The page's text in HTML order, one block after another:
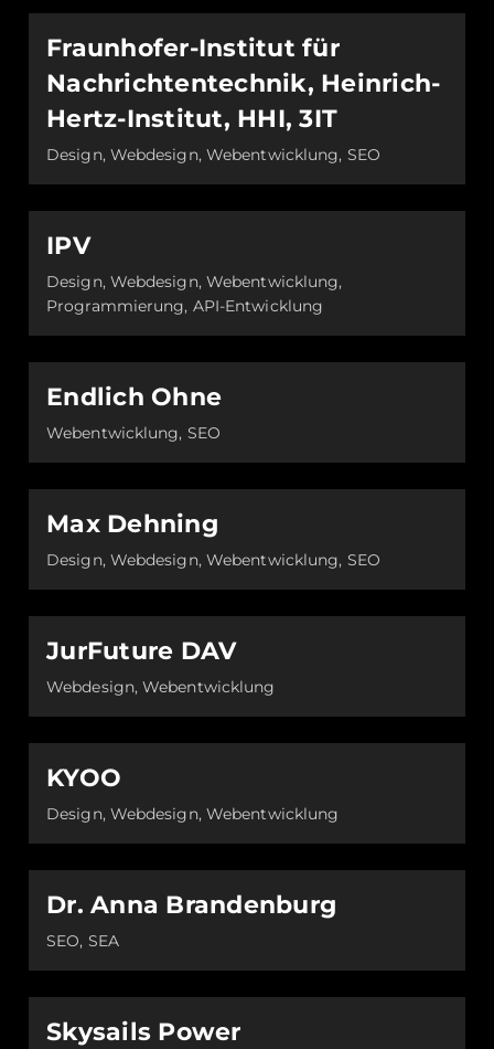
Fraunhofer-Institut für
Nachrichtentechnik, Heinrich-
Hertz-Institut, HHI, 3IT
Design, Webdesign, Webentwicklung, SEO
IPV
Design, Webdesign, Webentwicklung,
Programmierung, API-Entwicklung
Endlich Ohne
Webentwicklung, SEO
Max Dehning
Design, Webdesign, Webentwicklung, SEO
JurFuture DAV
Webdesign, Webentwicklung
KYOO
Design, Webdesign, Webentwicklung
Dr. Anna Brandenburg
SEO, SEA
Skysails Power